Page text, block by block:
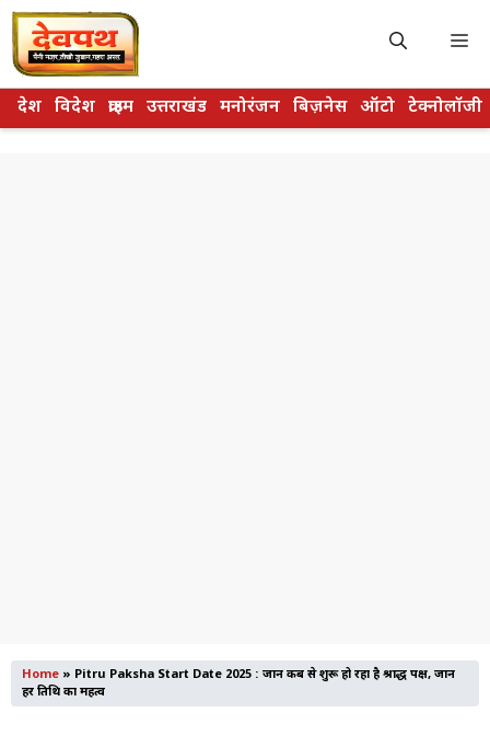
Skip
to
content
देश विदेश क्राइम उत्तराखंड मनोरंजन बिज़नेस ऑटो टेक्नोलॉजी
Home » Pitru Paksha Start Date 2025 : जानें कब से शुरू हो रहा है श्राद्ध पक्ष, जानें
हर तिथि का महत्व